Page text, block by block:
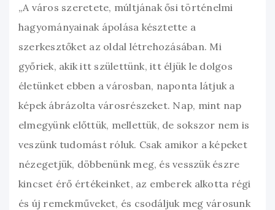
„A város szeretete, múltjának ősi történelmi
hagyományainak ápolása késztette a
szerkesztőket az oldal létrehozásában. Mi
győriek, akik itt születtünk, itt éljük le dolgos
életünket ebben a városban, naponta látjuk a
képek ábrázolta városrészeket. Nap, mint nap
elmegyünk előttük, mellettük, de sokszor nem is
veszünk tudomást róluk. Csak amikor a képeket
nézegetjük, döbbenünk meg, és vesszük észre
kincset érő értékeinket, az emberek alkotta régi
és új remekműveket, és csodáljuk meg városunk